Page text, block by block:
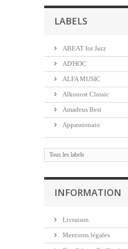
LABELS
ABEAT for Jazz
AD'HOC
ALFA MUSIC
Alkonost Classic
Amadeus Best
Appassionato
Tous les labels
INFORMATION
Livraison
Mentions légales